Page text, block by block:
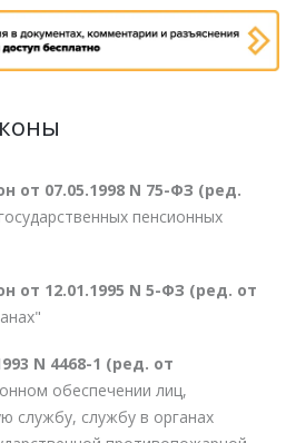
от 07.05.1998 N 75-ФЗ (ред.
пенсионных
от 12.01.1995 N 5-ФЗ (ред. от
N 4468-1 (ред. от
обеспечении лиц,
службу, службу в органах